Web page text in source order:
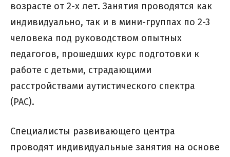
возрасте от 2-х лет. Занятия проводятся как
индивидуально, так и в мини-группах по 2-3
человека под руководством опытных
педагогов, прошедших курс подготовки к
работе с детьми, страдающими
расстройствами аутистического спектра
(РАС).
Специалисты развивающего центра
проводят индивидуальные занятия на основе